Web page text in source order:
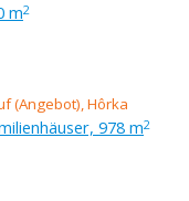
m2
978 m2